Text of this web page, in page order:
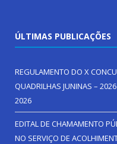
ÚLTIMAS PUBLICAÇÕES
REGULAMENTO DO X
QUADRILHAS JUNINAS –
2026
EDITAL DE CHAMAMENTO
NO SERVIÇO DE